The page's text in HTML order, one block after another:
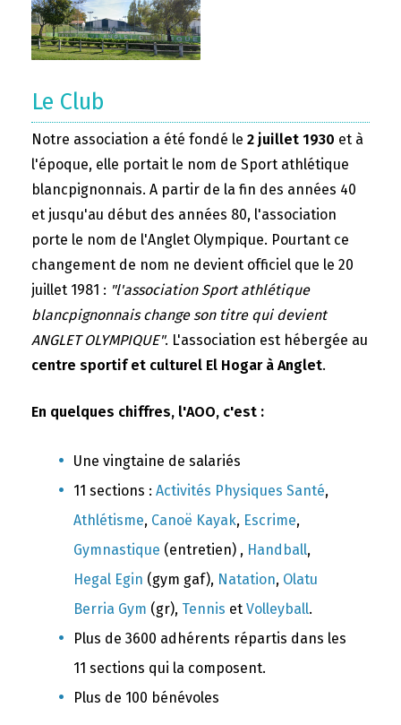
Le Club
Notre association a été fondé le 2 juillet 1930 et à
l'époque, elle portait le nom de Sport athlétique
blancpignonnais. A partir de la fin des années 40
et jusqu'au début des années 80, l'association
porte le nom de l'Anglet Olympique. Pourtant ce
changement de nom ne devient officiel que le 20
juillet 1981 : "l'association Sport athlétique
blancpignonnais change son titre qui devient
ANGLET OLYMPIQUE". L'association est hébergée au
centre sportif et culturel El Hogar à Anglet.
En quelques chiffres, l'AOO, c'est :
Une vingtaine de salariés
11 sections : Activités Physiques Santé,
Athlétisme, Canoë Kayak, Escrime,
Gymnastique (entretien) , Handball,
Hegal Egin (gym gaf), Natation, Olatu
Berria Gym (gr), Tennis et Volleyball.
Plus de 3600 adhérents répartis dans les
11 sections qui la composent.
Plus de 100 bénévoles